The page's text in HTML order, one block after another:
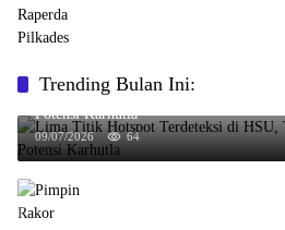
Trending Bulan Ini:
Lima Titik Hotspot Terdeteksi di HSU,
Potensi Karhutla
09/07/2026 64